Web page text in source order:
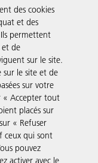
des cookies
et des
permettent
et de
sur le site.
le site et de
sur votre
« Accepter tout
placés sur
« Refuser
ceux qui sont
pouvez
activer avec le